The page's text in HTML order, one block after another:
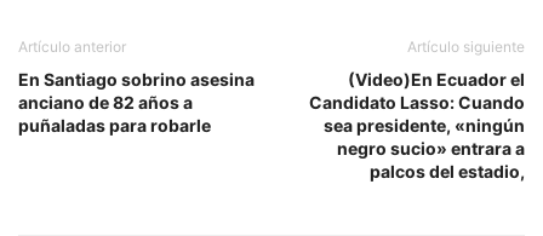
Artículo anterior
En Santiago sobrino asesina
anciano de 82 años a
puñaladas para robarle
Artículo siguiente
(Video)En Ecuador el
Candidato Lasso: Cuando
sea presidente, «ningún
negro sucio» entrara a
palcos del estadio,